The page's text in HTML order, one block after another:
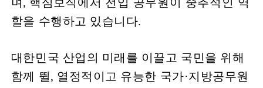
할을 수행하고 있습니다.
대한민국 산업의 미래를 이끌고 국민을 위해
함께 뛸, 열정적이고 유능한 국가·지방공무원